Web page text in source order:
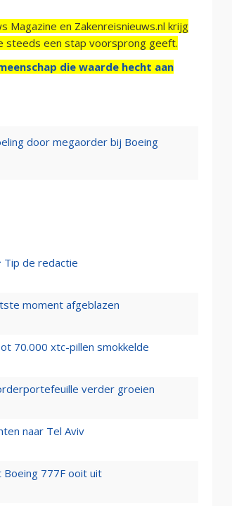
Magazine en Zakenreisnieuws.nl krijg
steeds een stap voorsprong geeft.
die waarde hecht aan
door megaorder bij Boeing
Tip de redactie
moment afgeblazen
70.000 xtc-pillen smokkelde
verder groeien
naar Tel Aviv
777F ooit uit